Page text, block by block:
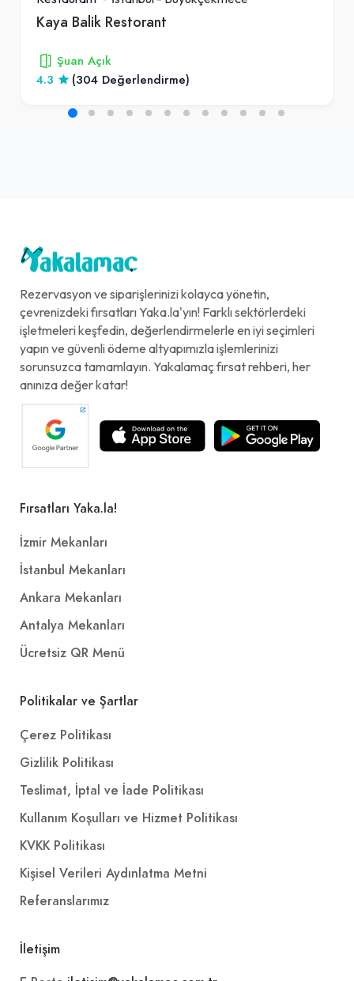
Kaya Balik Restorant
Şuan Açık
4.3
(304 Değerlendirme)
Rezervasyon ve siparişlerinizi kolayca yönetin,
çevrenizdeki fırsatları Yaka.la'yın! Farklı sektörlerdeki
işletmeleri keşfedin, değerlendirmelerle en iyi seçimleri
yapın ve güvenli ödeme altyapımızla işlemlerinizi
sorunsuzca tamamlayın. Yakalamaç fırsat rehberi, her
anınıza değer katar!
Fırsatları Yaka.la!
İzmir Mekanları
İstanbul Mekanları
Ankara Mekanları
Antalya Mekanları
Ücretsiz QR Menü
Politikalar ve Şartlar
Çerez Politikası
Gizlilik Politikası
Teslimat, İptal ve İade Politikası
Kullanım Koşulları ve Hizmet Politikası
KVKK Politikası
Kişisel Verileri Aydınlatma Metni
Referanslarımız
İletişim